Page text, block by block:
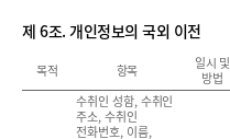
제 6조. 개인정보의 국외 이전
목적 항목
일시 및
방법
수취인 성함, 수취인
주소, 수취인
전화번호, 이름,